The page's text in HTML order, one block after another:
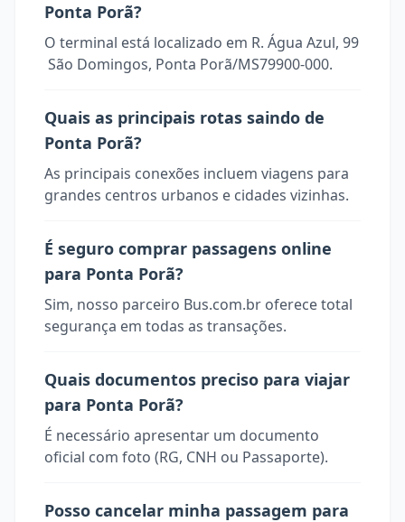
Ponta Porã?
O terminal está localizado em R. Água Azul, 99
 São Domingos, Ponta Porã/MS79900-000.
Quais as principais rotas saindo de
Ponta Porã?
As principais conexões incluem viagens para
grandes centros urbanos e cidades vizinhas.
É seguro comprar passagens online
para Ponta Porã?
Sim, nosso parceiro Bus.com.br oferece total
segurança em todas as transações.
Quais documentos preciso para viajar
para Ponta Porã?
É necessário apresentar um documento
oficial com foto (RG, CNH ou Passaporte).
Posso cancelar minha passagem para